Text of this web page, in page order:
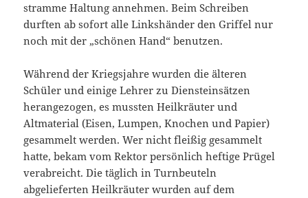
stramme Haltung annehmen. Beim Schreiben
durften ab sofort alle Linkshänder den Griffel nur
noch mit der „schönen Hand“ benutzen.
Während der Kriegsjahre wurden die älteren
Schüler und einige Lehrer zu Diensteinsätzen
herangezogen, es mussten Heilkräuter und
Altmaterial (Eisen, Lumpen, Knochen und Papier)
gesammelt werden. Wer nicht fleißig gesammelt
hatte, bekam vom Rektor persönlich heftige Prügel
verabreicht. Die täglich in Turnbeuteln
abgelieferten Heilkräuter wurden auf dem